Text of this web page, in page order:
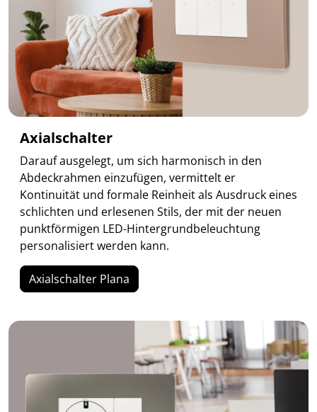
Axialschalter
Darauf ausgelegt, um sich harmonisch in den
Abdeckrahmen einzufügen, vermittelt er
Kontinuität und formale Reinheit als Ausdruck eines
schlichten und erlesenen Stils, der mit der neuen
punktförmigen LED-Hintergrundbeleuchtung
personalisiert werden kann.
Axialschalter Plana